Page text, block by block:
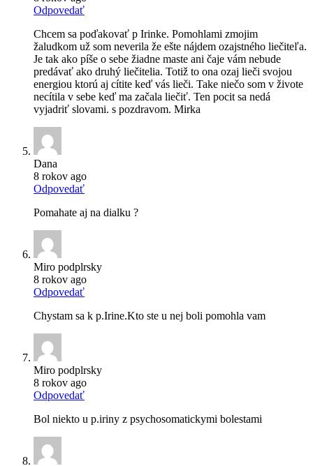
Odpovedať
Chcem sa poďakovať p Irinke. Pomohlami zmojim
žaludkom už som neverila že ešte nájdem ozajstného liečiteľa.
Je tak ako píše o sebe žiadne maste ani čaje vám nebude
predávať ako druhý liečitelia. Totiž to ona ozaj lieči svojou
energiou ktorú aj cítite keď vás lieči. Take niečo som v živote
necítila v sebe keď ma začala liečiť. Ten pocit sa nedá
vyjadriť slovami. s pozdravom. Mirka
Dana
8 rokov ago
Odpovedať
Pomahate aj na dialku ?
Miro podplrsky
8 rokov ago
Odpovedať
Chystam sa k p.Irine.Kto ste u nej boli pomohla vam
Miro podplrsky
8 rokov ago
Odpovedať
Bol niekto u p.iriny z psychosomatickymi bolestami